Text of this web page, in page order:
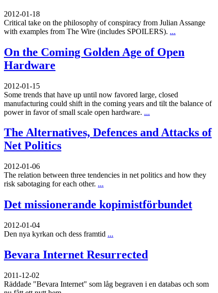
2012-01-18
Critical take on the philosophy of conspiracy from Julian Assange
with examples from The Wire (includes SPOILERS). ...
On the Coming Golden Age of Open
Hardware
2012-01-15
Some trends that have up until now favored large, closed
manufacturing could shift in the coming years and tilt the balance of
power in favor of small scale open hardware. ...
The Alternatives, Defences and Attacks of
Net Politics
2012-01-06
The relation between three tendencies in net politics and how they
risk sabotaging for each other. ...
Det missionerande kopimistförbundet
2012-01-04
Den nya kyrkan och dess framtid ...
Bevara Internet Resurrected
2011-12-02
Räddade "Bevara Internet" som låg begraven i en databas och som